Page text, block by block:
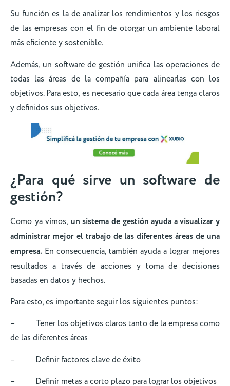
Su función es la de analizar los rendimientos y los riesgos
de las empresas con el fin de otorgar un ambiente laboral
más eficiente y sostenible.
Además, un software de gestión unifica las operaciones de
todas las áreas de la compañía para alinearlas con los
objetivos. Para esto, es necesario que cada área tenga claros
y definidos sus objetivos.
¿Para qué sirve un software de
gestión?
Como ya vimos, un sistema de gestión ayuda a visualizar y
administrar mejor el trabajo de las diferentes áreas de una
empresa. En consecuencia, también ayuda a lograr mejores
resultados a través de acciones y toma de decisiones
basadas en datos y hechos.
Para esto, es importante seguir los siguientes puntos:
– Tener los objetivos claros tanto de la empresa como
de las diferentes áreas
– Definir factores clave de éxito
– Definir metas a corto plazo para lograr los objetivos